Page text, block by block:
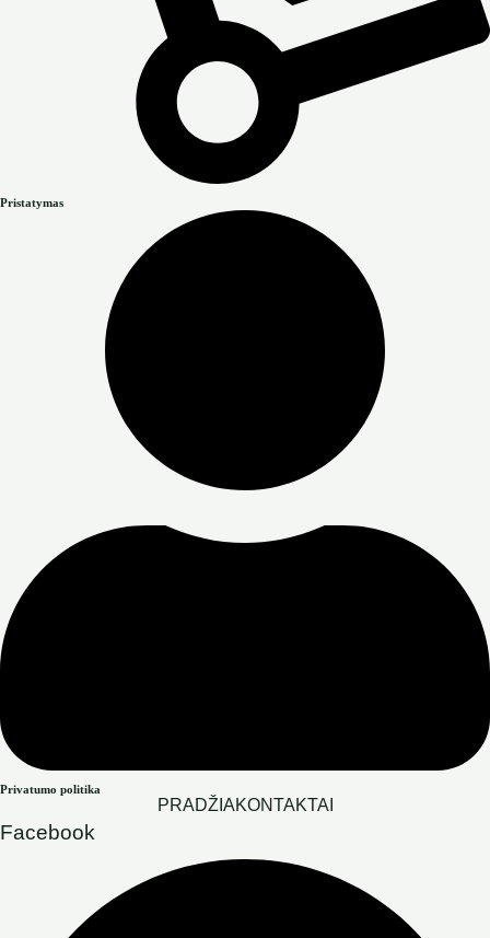
Pristatymas
Privatumo politika
PRADŽIAKONTAKTAI
Facebook